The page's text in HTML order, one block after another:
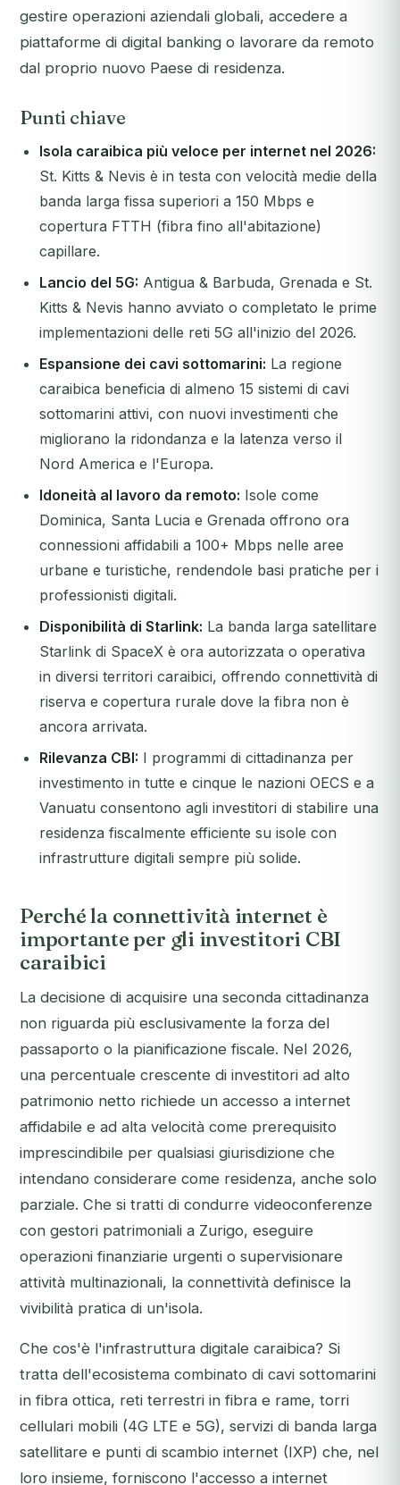
gestire operazioni aziendali globali, accedere a
piattaforme di digital banking o lavorare da remoto
dal proprio nuovo Paese di residenza.
Punti chiave
Isola caraibica più veloce per internet nel 2026:
St. Kitts & Nevis è in testa con velocità medie della
banda larga fissa superiori a 150 Mbps e
copertura FTTH (fibra fino all'abitazione)
capillare.
Lancio del 5G: Antigua & Barbuda, Grenada e St.
Kitts & Nevis hanno avviato o completato le prime
implementazioni delle reti 5G all'inizio del 2026.
Espansione dei cavi sottomarini: La regione
caraibica beneficia di almeno 15 sistemi di cavi
sottomarini attivi, con nuovi investimenti che
migliorano la ridondanza e la latenza verso il
Nord America e l'Europa.
Idoneità al lavoro da remoto: Isole come
Dominica, Santa Lucia e Grenada offrono ora
connessioni affidabili a 100+ Mbps nelle aree
urbane e turistiche, rendendole basi pratiche per i
professionisti digitali.
Disponibilità di Starlink: La banda larga satellitare
Starlink di SpaceX è ora autorizzata o operativa
in diversi territori caraibici, offrendo connettività di
riserva e copertura rurale dove la fibra non è
ancora arrivata.
Rilevanza CBI: I programmi di cittadinanza per
investimento in tutte e cinque le nazioni OECS e a
Vanuatu consentono agli investitori di stabilire una
residenza fiscalmente efficiente su isole con
infrastrutture digitali sempre più solide.
Perché la connettività internet è
importante per gli investitori CBI
caraibici
La decisione di acquisire una seconda cittadinanza
non riguarda più esclusivamente la forza del
passaporto o la pianificazione fiscale. Nel 2026,
una percentuale crescente di investitori ad alto
patrimonio netto richiede un accesso a internet
affidabile e ad alta velocità come prerequisito
imprescindibile per qualsiasi giurisdizione che
intendano considerare come residenza, anche solo
parziale. Che si tratti di condurre videoconferenze
con gestori patrimoniali a Zurigo, eseguire
operazioni finanziarie urgenti o supervisionare
attività multinazionali, la connettività definisce la
vivibilità pratica di un'isola.
Che cos'è l'infrastruttura digitale caraibica? Si
tratta dell'ecosistema combinato di cavi sottomarini
in fibra ottica, reti terrestri in fibra e rame, torri
cellulari mobili (4G LTE e 5G), servizi di banda larga
satellitare e punti di scambio internet (IXP) che, nel
loro insieme, forniscono l'accesso a internet